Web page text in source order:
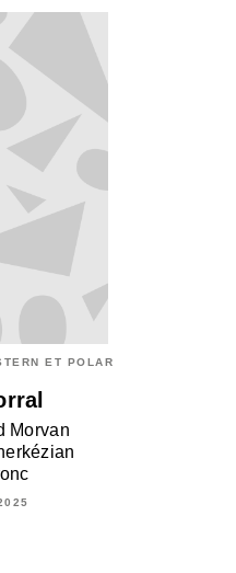
ET POLAR
Morvan